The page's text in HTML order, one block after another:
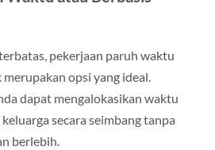
pekerjaan paruh waktu
opsi yang ideal.
dapat mengalokasikan waktu
secara seimbang tanpa
berlebih.